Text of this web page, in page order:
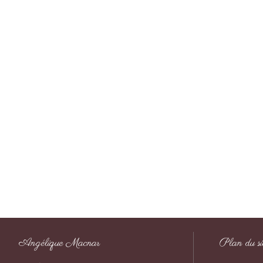
Angélique Macnar Plan du